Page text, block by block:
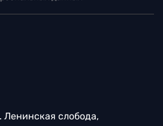
Ленинская слобода,